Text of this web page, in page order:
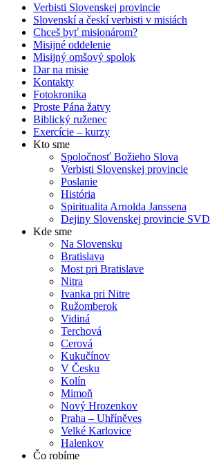
Verbisti Slovenskej provincie
Slovenskí a českí verbisti v misiách
Chceš byť misionárom?
Misijné oddelenie
Misijný omšový spolok
Dar na misie
Kontakty
Fotokronika
Proste Pána žatvy
Biblický ruženec
Exercície – kurzy
Kto sme
Spoločnosť Božieho Slova
Verbisti Slovenskej provincie
Poslanie
História
Spiritualita Arnolda Janssena
Dejiny Slovenskej provincie SVD
Kde sme
Na Slovensku
Bratislava
Most pri Bratislave
Nitra
Ivanka pri Nitre
Ružomberok
Vidiná
Terchová
Cerová
Kukučínov
V Česku
Kolín
Mimoň
Nový Hrozenkov
Praha – Uhříněves
Velké Karlovice
Halenkov
Čo robíme